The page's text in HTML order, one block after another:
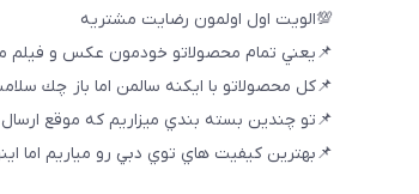
💯الويت اول اولمون رضايت مشتريه
📌يعني تمام محصولاتو خودمون عكس و فيلم
📌كل محصولاتو با ايكنه سالمن اما باز چك
📌تو چندين بسته بندي ميزاريم كه موقع
📌بهترين كيفيت هاي توي دبي رو مياريم اما